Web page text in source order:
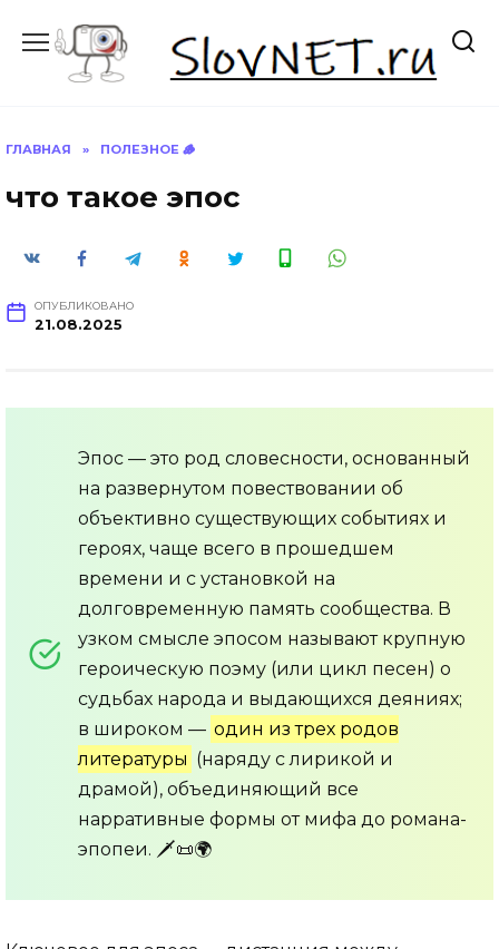
содержанию
ГЛАВНАЯ » ПОЛЕЗНОЕ 🪵
что такое эпос
ОПУБЛИКОВАНО
21.08.2025
Эпос — это род словесности, основанный
на развернутом повествовании об
объективно существующих событиях и
героях, чаще всего в прошедшем
времени и с установкой на
долговременную память сообщества. В
узком смысле эпосом называют крупную
героическую поэму (или цикл песен) о
судьбах народа и выдающихся деяниях;
в широком — один из трех родов
литературы (наряду с лирикой и
драмой), объединяющий все
нарративные формы от мифа до романа-
эпопеи. 🗡️📜🌍